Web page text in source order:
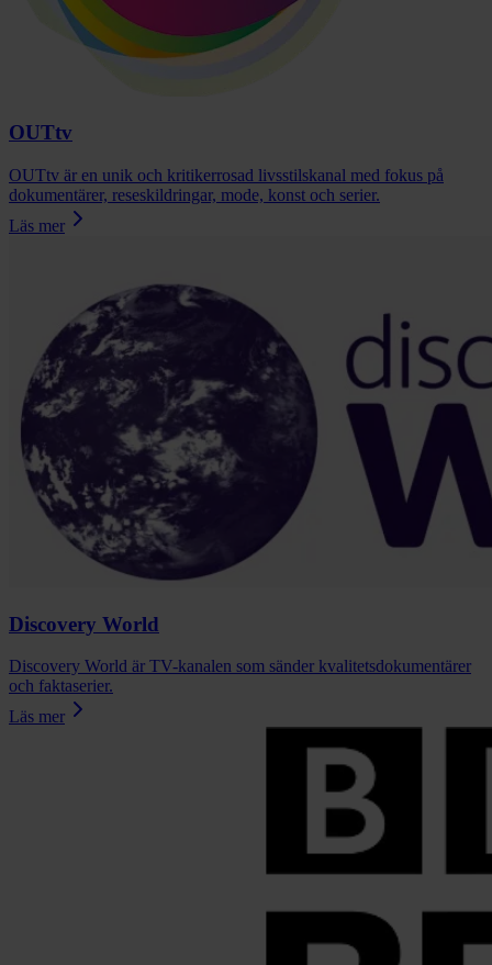
OUTtv
OUTtv är en unik och kritikerrosad livsstilskanal med fokus på
dokumentärer, reseskildringar, mode, konst och serier.
Läs mer
Discovery World
Discovery World är TV-kanalen som sänder kvalitetsdokumentärer
och faktaserier.
Läs mer